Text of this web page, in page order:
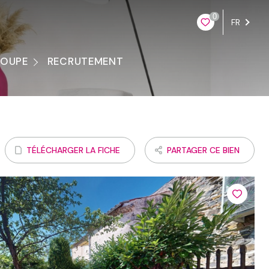
0
FR
RECRUTEMENT
TÉLÉCHARGER LA FICHE PARTAGER CE BIEN